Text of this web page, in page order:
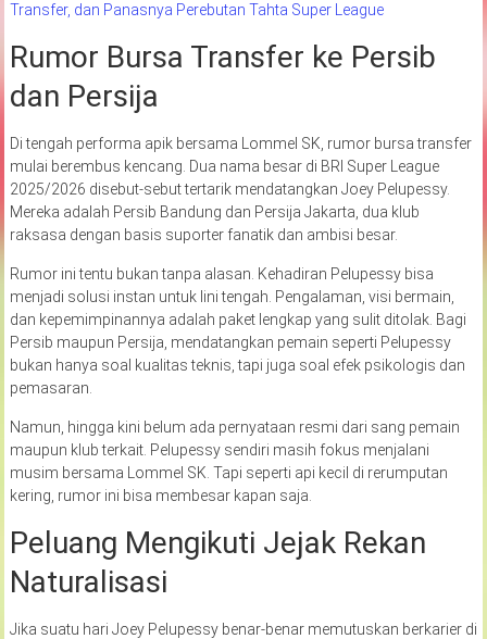
Transfer, dan Panasnya Perebutan Tahta Super League
Rumor Bursa Transfer ke Persib
dan Persija
Di tengah performa apik bersama Lommel SK, rumor bursa transfer
mulai berembus kencang. Dua nama besar di BRI Super League
2025/2026 disebut-sebut tertarik mendatangkan Joey Pelupessy.
Mereka adalah Persib Bandung dan Persija Jakarta, dua klub
raksasa dengan basis suporter fanatik dan ambisi besar.
Rumor ini tentu bukan tanpa alasan. Kehadiran Pelupessy bisa
menjadi solusi instan untuk lini tengah. Pengalaman, visi bermain,
dan kepemimpinannya adalah paket lengkap yang sulit ditolak. Bagi
Persib maupun Persija, mendatangkan pemain seperti Pelupessy
bukan hanya soal kualitas teknis, tapi juga soal efek psikologis dan
pemasaran.
Namun, hingga kini belum ada pernyataan resmi dari sang pemain
maupun klub terkait. Pelupessy sendiri masih fokus menjalani
musim bersama Lommel SK. Tapi seperti api kecil di rerumputan
kering, rumor ini bisa membesar kapan saja.
Peluang Mengikuti Jejak Rekan
Naturalisasi
Jika suatu hari Joey Pelupessy benar-benar memutuskan berkarier di